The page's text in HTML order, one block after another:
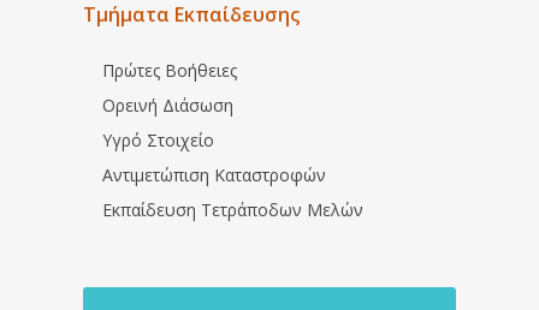
Τμήματα Εκπαίδευσης
Πρώτες Βοήθειες
Ορεινή Διάσωση
Υγρό Στοιχείο
Αντιμετώπιση Καταστροφών
Εκπαίδευση Τετράποδων Μελών